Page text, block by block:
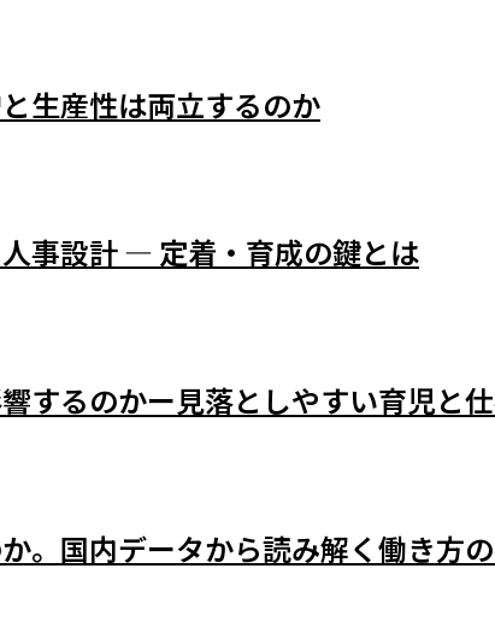
生産性は両立するのか
事設計 ― 定着・育成の鍵とは
するのかー見落としやすい育児と
。国内データから読み解く働き方